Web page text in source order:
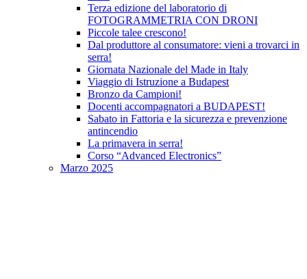
Terza edizione del laboratorio di
FOTOGRAMMETRIA CON DRONI
Piccole talee crescono!
Dal produttore al consumatore: vieni a trovarci in
serra!
Giornata Nazionale del Made in Italy
Viaggio di Istruzione a Budapest
Bronzo da Campioni!
Docenti accompagnatori a BUDAPEST!
Sabato in Fattoria e la sicurezza e prevenzione
antincendio
La primavera in serra!
Corso “Advanced Electronics”
Marzo 2025